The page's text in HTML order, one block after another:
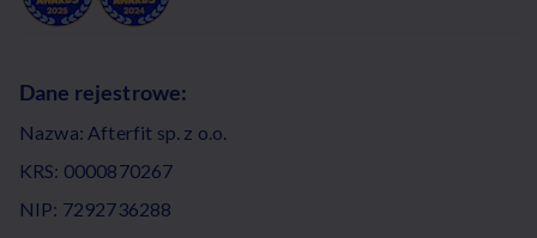
Dane rejestrowe:
Nazwa: Afterfit sp. z o.o.
KRS: 0000870267
NIP: 7292736288